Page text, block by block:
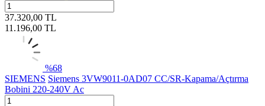
37.320,00 TL
11.196,00 TL
%68
SIEMENS Siemens 3VW9011-0AD07 CC/SR-Kapama/Açtırma
Bobini 220-240V Ac